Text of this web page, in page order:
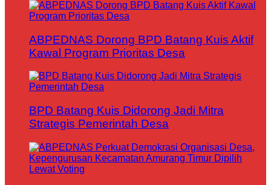
ABPEDNAS Dorong BPD Batang Kuis Aktif
Kawal Program Prioritas Desa
BPD Batang Kuis Didorong Jadi Mitra
Strategis Pemerintah Desa